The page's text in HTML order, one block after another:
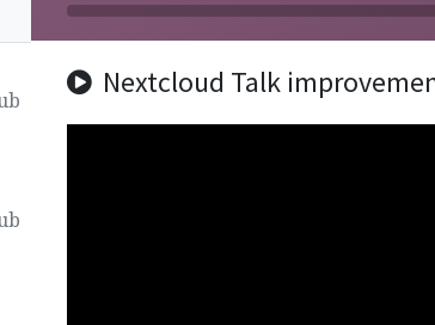
Nextcloud Talk